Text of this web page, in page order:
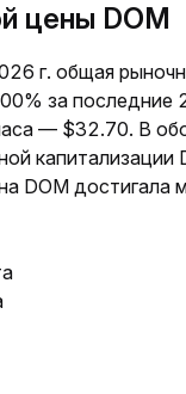
цены DOM
г. общая
за
— $32.70. В
DOM